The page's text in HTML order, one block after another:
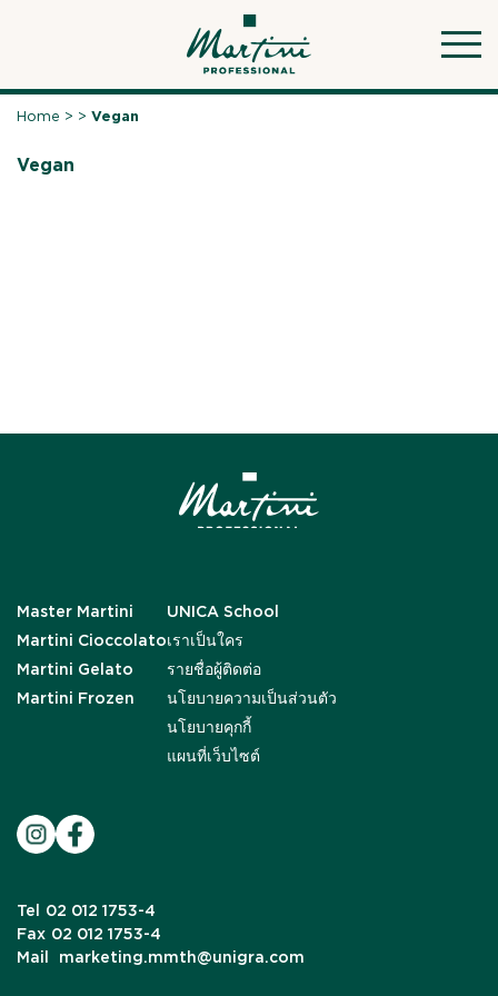
Home > >Vegan
Vegan
Master Martini
Martini Cioccolato
Martini Gelato
Martini Frozen
UNICA School
เราเป็นใคร
รายชื่อผู้ติดต่อ
นโยบายความเป็นส่วนตัว
นโยบายคุกกี้
แผนที่เว็บไซต์
Tel
02 012 1753-4
Fax 02 012 1753-4
Mail
marketing.mmth@unigra.com